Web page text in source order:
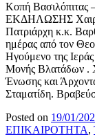
Κοπή
ΕΚΔΗΛΩΣΗΣ
Πατριάρχη κ.κ.
ημέρας από τον
Ηγούμενο της
Μονής Βλατάδων .
Ένωσης και
Σταματίδη.
Posted on 19/01/
ΕΠΙΚΑΙΡΟΤΗΤΑ,